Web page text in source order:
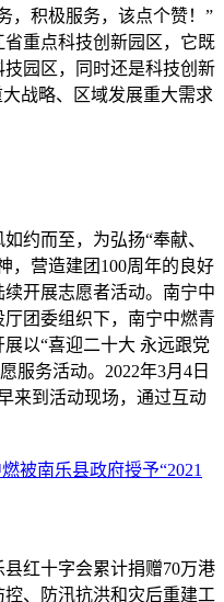
，积极服务，该点个赞！”
重点科技创新园区，它既
园区，同时还是科技创新
战略、区域发展重大需求
约而至，为弘扬“奉献、
，营造建团100周年的良好
开展志愿者活动。南宁中
团委组织下，南宁中燃青
以“喜迎二十大 永远跟党
服务活动。2022年3月4日
来到活动现场，通过互动
被南乐县政府授予“2021
红十字会累计捐赠70万港
、防汛抗洪和灾后重建工